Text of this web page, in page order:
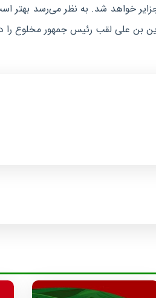
خواهد شد. به نظر می‌رسد بهتر
بن علی لقب رئیس جمهور مخلوع را